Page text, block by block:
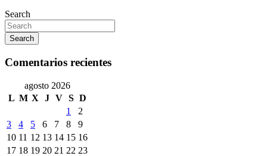
Search
Search
Comentarios recientes
agosto 2026
L M X J V S D
1
2
3
4 5 6 7 8
9
10 11 12 13 14 15 16
17 18 19 20 21 22 23